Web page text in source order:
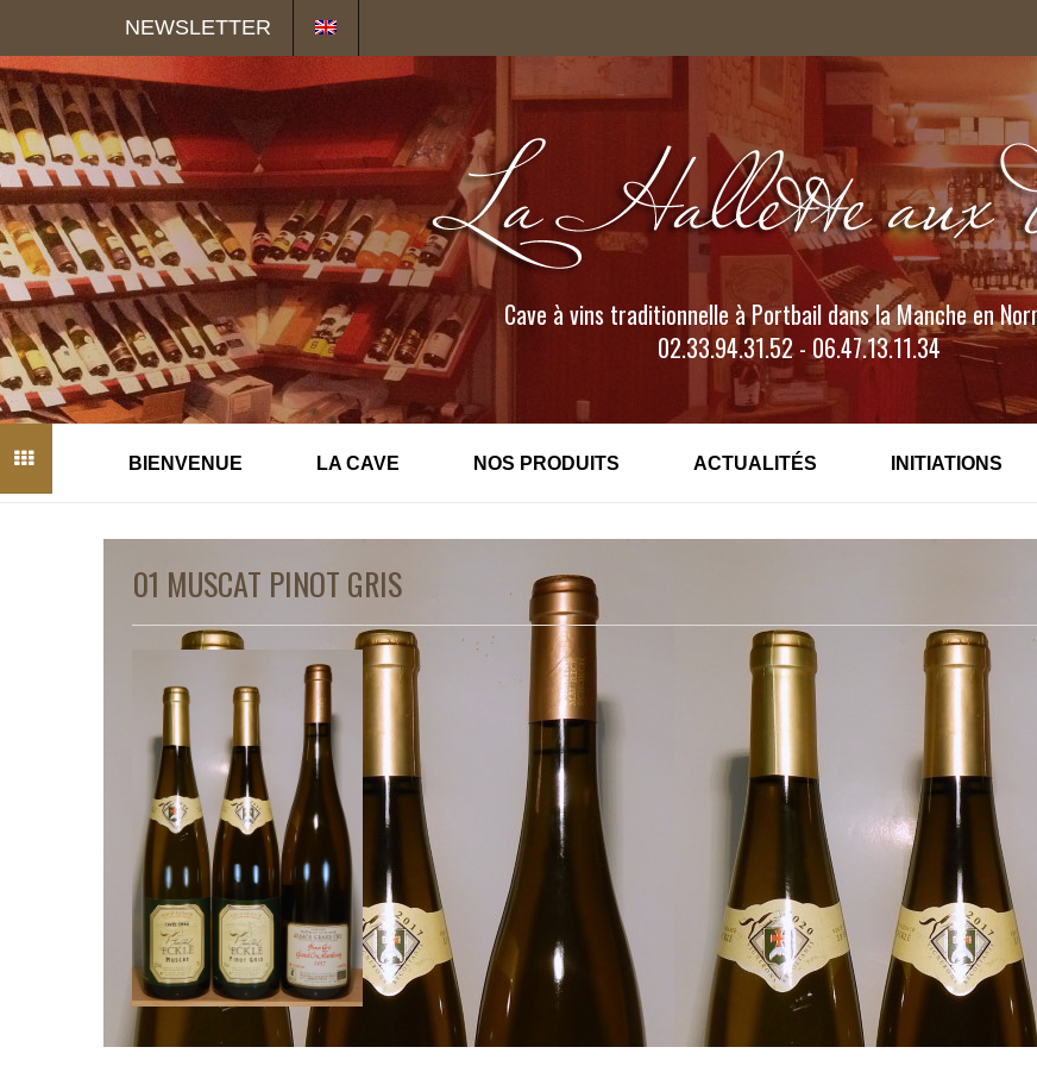
NEWSLETTER
Cave à vins traditionnelle à Portbail dans la Manche en
02.33.94.31.52 - 06.47.13.11.34
BIENVENUE LA CAVE NOS PRODUITS ACTUALITÉS INITIATIONS
01 MUSCAT PINOT GRIS
Panneau de gestion des cookies